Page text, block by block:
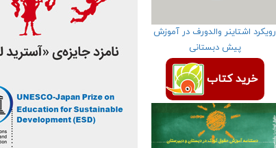
رویکرد اشتاینر والدورف در آموزش
پیش دبستانی
خرید کتاب